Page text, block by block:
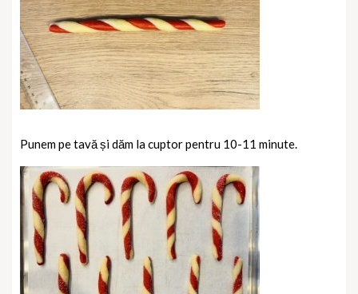
Punem pe tavă și dăm la cuptor pentru 10-11 minute.